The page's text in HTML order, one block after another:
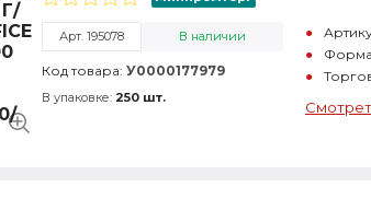
Арт. 195078 В наличии
Код товара: У0000177979
В упаковке: 250 шт.